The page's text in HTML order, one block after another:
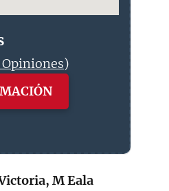
Opiniones)
M Eala